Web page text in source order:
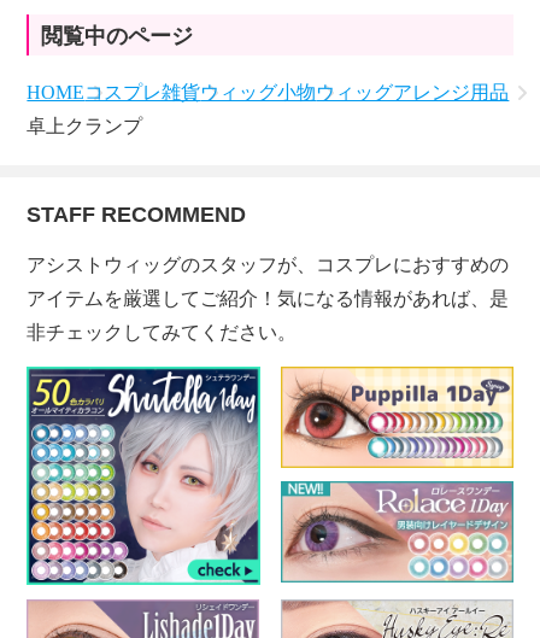
閲覧中のページ
HOMEコスプレ雑貨ウィッグ小物ウィッグアレンジ用品
卓上クランプ
STAFF RECOMMEND
アシストウィッグのスタッフが、コスプレにおすすめの
アイテムを厳選してご紹介！気になる情報があれば、是
非チェックしてみてください。